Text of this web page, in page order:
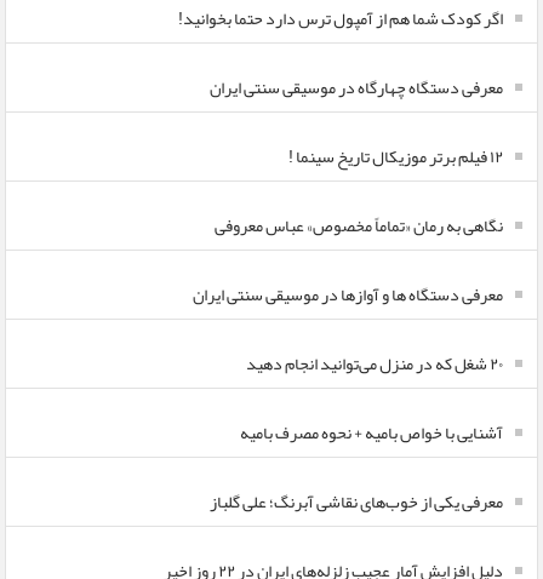
اگر کودک شما هم از آمپول ترس دارد حتما بخوانید!
معرفی دستگاه چهارگاه در موسیقی سنتی ایران
۱۲ فیلم برتر موزیکال تاریخ سینما !
نگاهی به رمان «تماماً مخصوص» عباس معروفی
معرفی دستگاه ها و آوازها در موسیقی سنتی ایران
۲۰ شغل که در منزل می‌توانید انجام دهید
آشنایی با خواص بامیه + نحوه مصرف بامیه
معرفی یکی از خوب‌های نقاشی آبرنگ؛ علی گلباز
دلیل افزایش آمار عجیب زلزله‌های ایران در ۲۲ روز اخیر